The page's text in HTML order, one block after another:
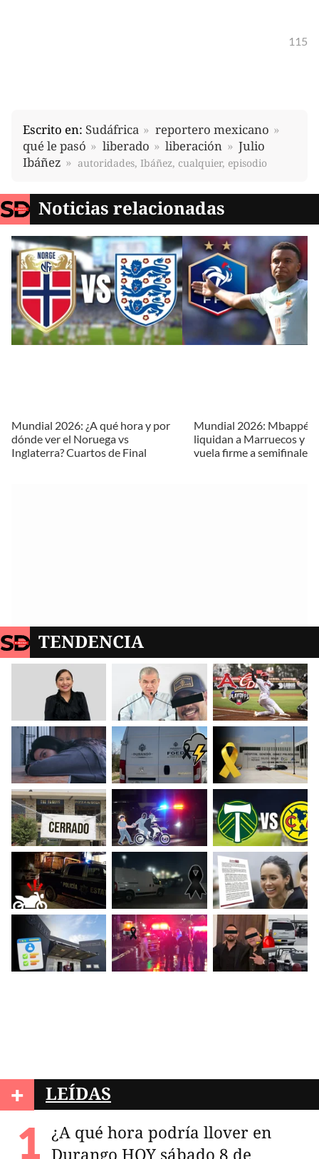
115
Escrito en: Sudáfrica
reportero mexicano
qué le pasó
liberado liberación
Julio
Ibáñez
autoridades, Ibáñez, cualquier, episodio
Noticias relacionadas
Mundial 2026: ¿A qué hora y por
dónde ver el Noruega vs
Inglaterra? Cuartos de Final
Mundial 2026: Mbappé y
liquidan a Marruecos y
vuela firme a semifinales
TENDENCIA
+ LEÍDAS
¿A qué hora podría llover en
Durango HOY sábado 8 de